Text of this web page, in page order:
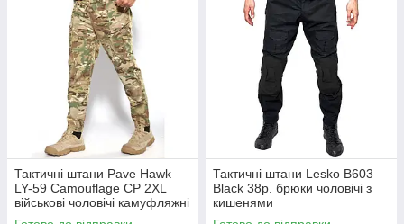
Тактичні штани Pave Hawk
LY-59 Camouflage CP 2XL
військові чоловічі камуфляжні
з кишенями
Тактичні штани Lesko B603
Black 38р. брюки чоловічі з
кишенями